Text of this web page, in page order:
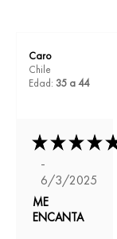
Caro
Chile
Edad: 35 a 44
-
6/3/2025
ME
ENCANTA